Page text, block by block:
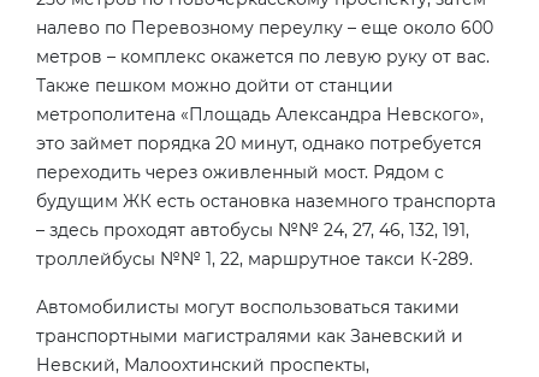
налево по Перевозному переулку – еще около 600
метров – комплекс окажется по левую руку от вас.
Также пешком можно дойти от станции
метрополитена «Площадь Александра Невского»,
это займет порядка 20 минут, однако потребуется
переходить через оживленный мост. Рядом с
будущим ЖК есть остановка наземного транспорта
– здесь проходят автобусы №№ 24, 27, 46, 132, 191,
троллейбусы №№ 1, 22, маршрутное такси К-289.
Автомобилисты могут воспользоваться такими
транспортными магистралями как Заневский и
Невский, Малоохтинский проспекты,